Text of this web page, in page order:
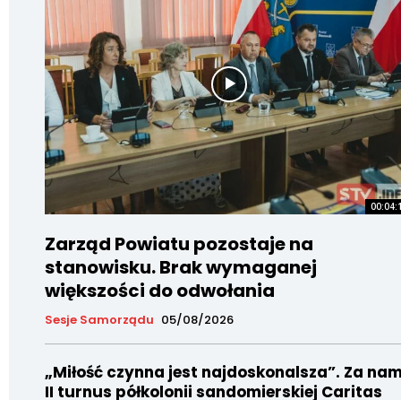
Zarząd Powiatu pozostaje na
stanowisku. Brak wymaganej
większości do odwołania
Sesje Samorządu 05/08/2026
„Miłość czynna jest najdoskonalsza”. Za
II turnus półkolonii sandomierskiej Caritas